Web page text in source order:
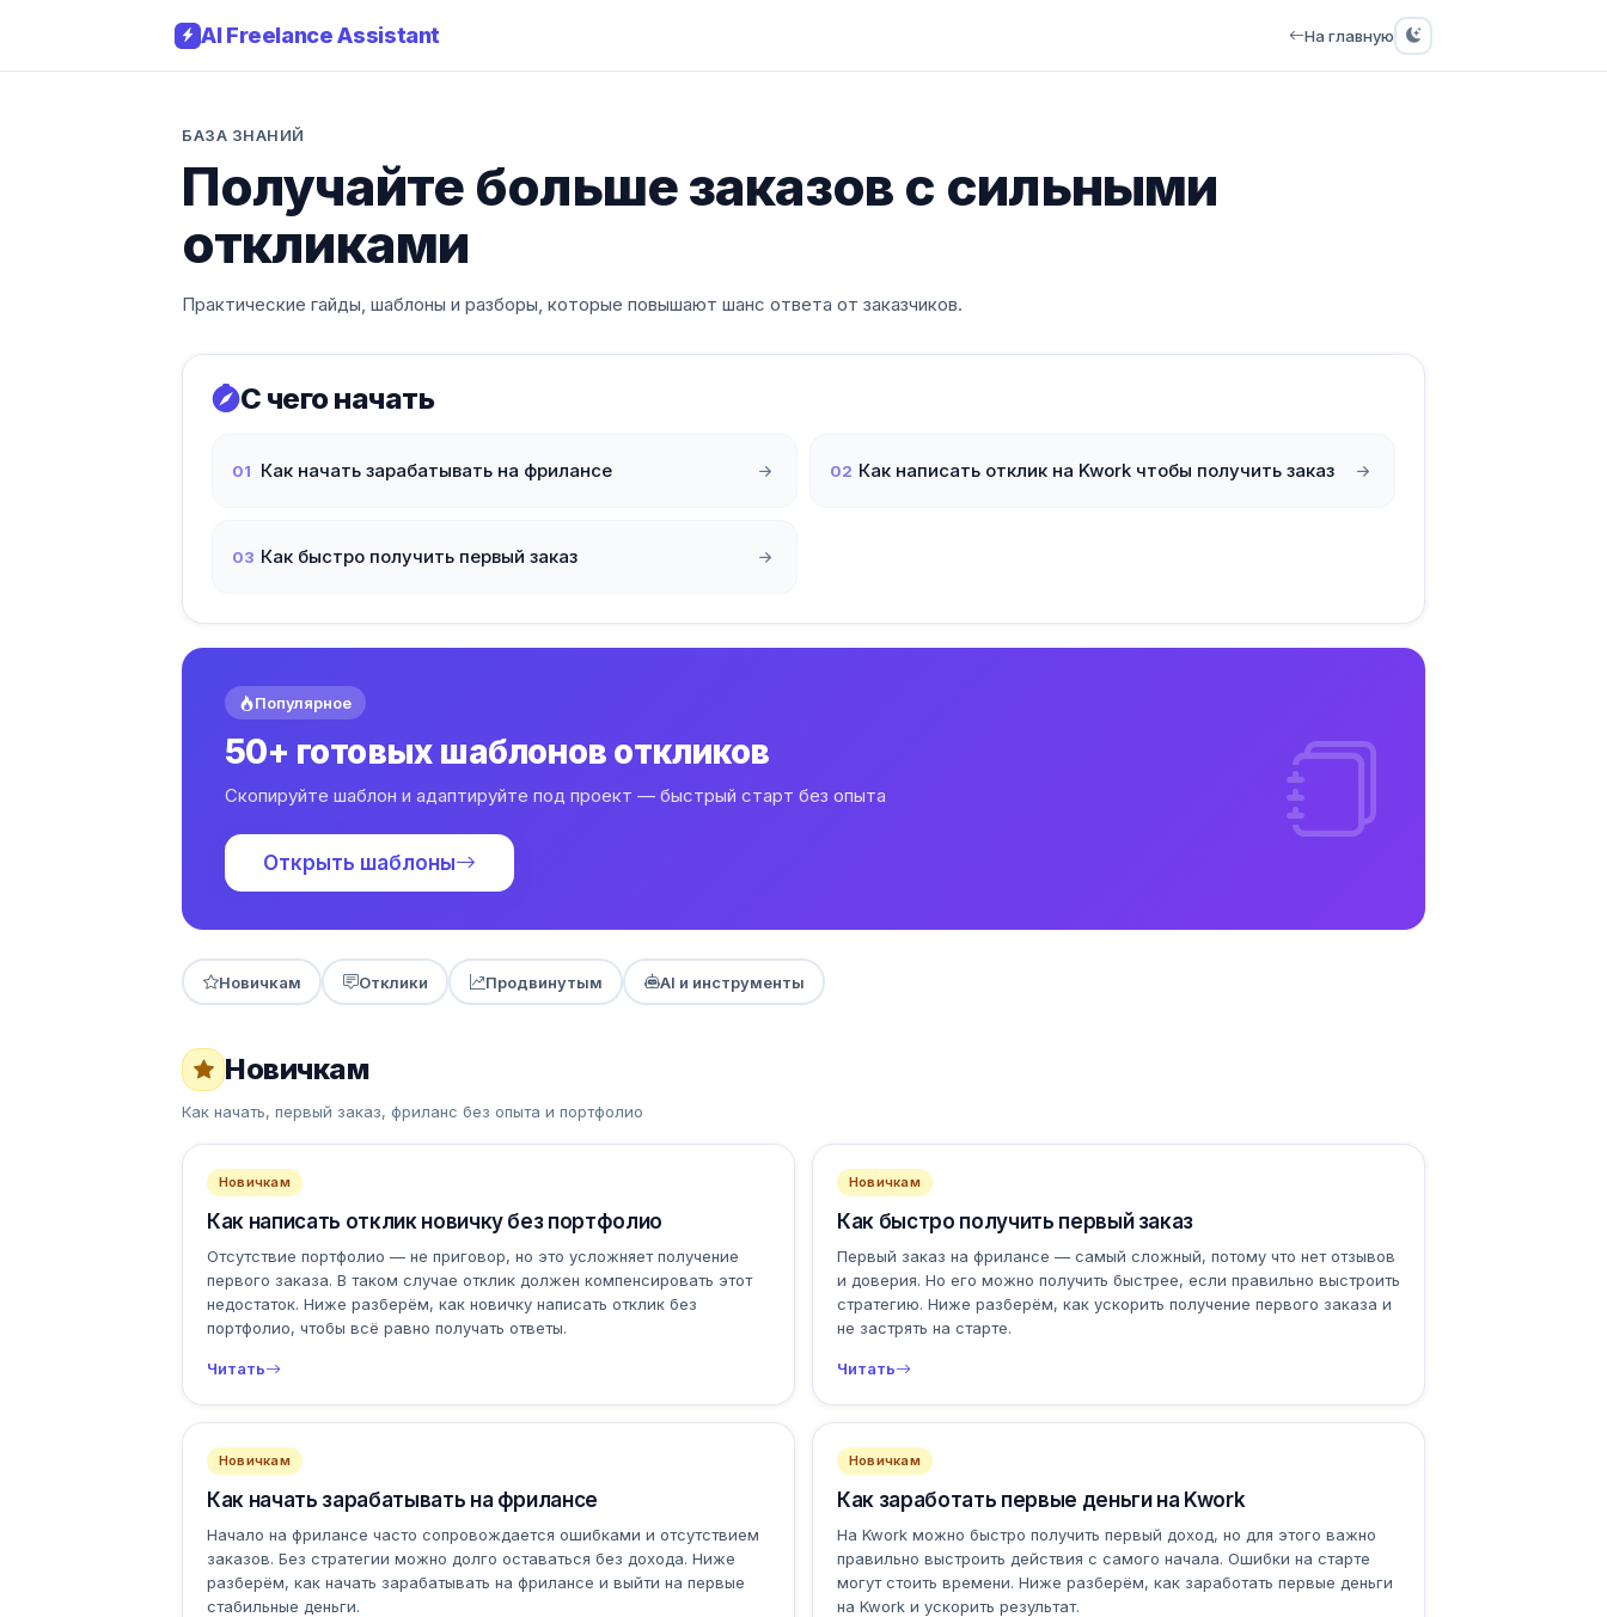
AI Freelance Assistant На главную
БАЗА ЗНАНИЙ
Получайте больше заказов с сильными
откликами
Практические гайды, шаблоны и разборы, которые повышают шанс ответа от заказчиков.
С чего начать
01 Как начать зарабатывать на фрилансе 02 Как написать отклик на Kwork чтобы получить заказ
03 Как быстро получить первый заказ
Популярное
50+ готовых шаблонов откликов
Скопируйте шаблон и адаптируйте под проект — быстрый старт без опыта
Открыть шаблоны
Новичкам Отклики Продвинутым AI и инструменты
Новичкам
Как начать, первый заказ, фриланс без опыта и портфолио
Новичкам
Как написать отклик новичку без портфолио
Отсутствие портфолио — не приговор, но это усложняет получение
первого заказа. В таком случае отклик должен компенсировать этот
недостаток. Ниже разберём, как новичку написать отклик без
портфолио, чтобы всё равно получать ответы.
Читать
Новичкам
Как быстро получить первый заказ
Первый заказ на фрилансе — самый сложный, потому что нет отзывов
и доверия. Но его можно получить быстрее, если правильно выстроить
стратегию. Ниже разберём, как ускорить получение первого заказа и
не застрять на старте.
Читать
Новичкам
Как начать зарабатывать на фрилансе
Начало на фрилансе часто сопровождается ошибками и отсутствием
заказов. Без стратегии можно долго оставаться без дохода. Ниже
разберём, как начать зарабатывать на фрилансе и выйти на первые
стабильные деньги.
Новичкам
Как заработать первые деньги на Kwork
На Kwork можно быстро получить первый доход, но для этого важно
правильно выстроить действия с самого начала. Ошибки на старте
могут стоить времени. Ниже разберём, как заработать первые деньги
на Kwork и ускорить результат.